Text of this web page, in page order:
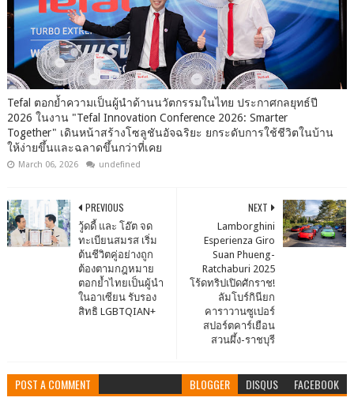
Tefal ตอกย้ำความเป็นผู้นำด้านนวัตกรรมในไทย ประกาศกลยุทธ์ปี
2026 ในงาน "Tefal Innovation Conference 2026: Smarter
Together" เดินหน้าสร้างโซลูชันอัจฉริยะ ยกระดับการใช้ชีวิตในบ้าน
ให้ง่ายขึ้นและฉลาดขึ้นกว่าที่เคย
March 06, 2026 undefined
NEXT
Lamborghini
Esperienza Giro
Suan Phueng-
Ratchaburi 2025
โร้ดทริปเปิดศักราช!
ลัมโบร์กินียก
คาราวานซูเปอร์
สปอร์ตคาร์เยือน
สวนผึ้ง-ราชบุรี
PREVIOUS
วู้ดดี้ และ โอ๊ต จด
ทะเบียนสมรส เริ่ม
ต้นชีวิตคู่อย่างถูก
ต้องตามกฎหมาย
ตอกย้ำไทยเป็นผู้นำ
ในอาเซียน รับรอง
สิทธิ LGBTQIAN+
POST A COMMENT BLOGGER DISQUS FACEBOOK